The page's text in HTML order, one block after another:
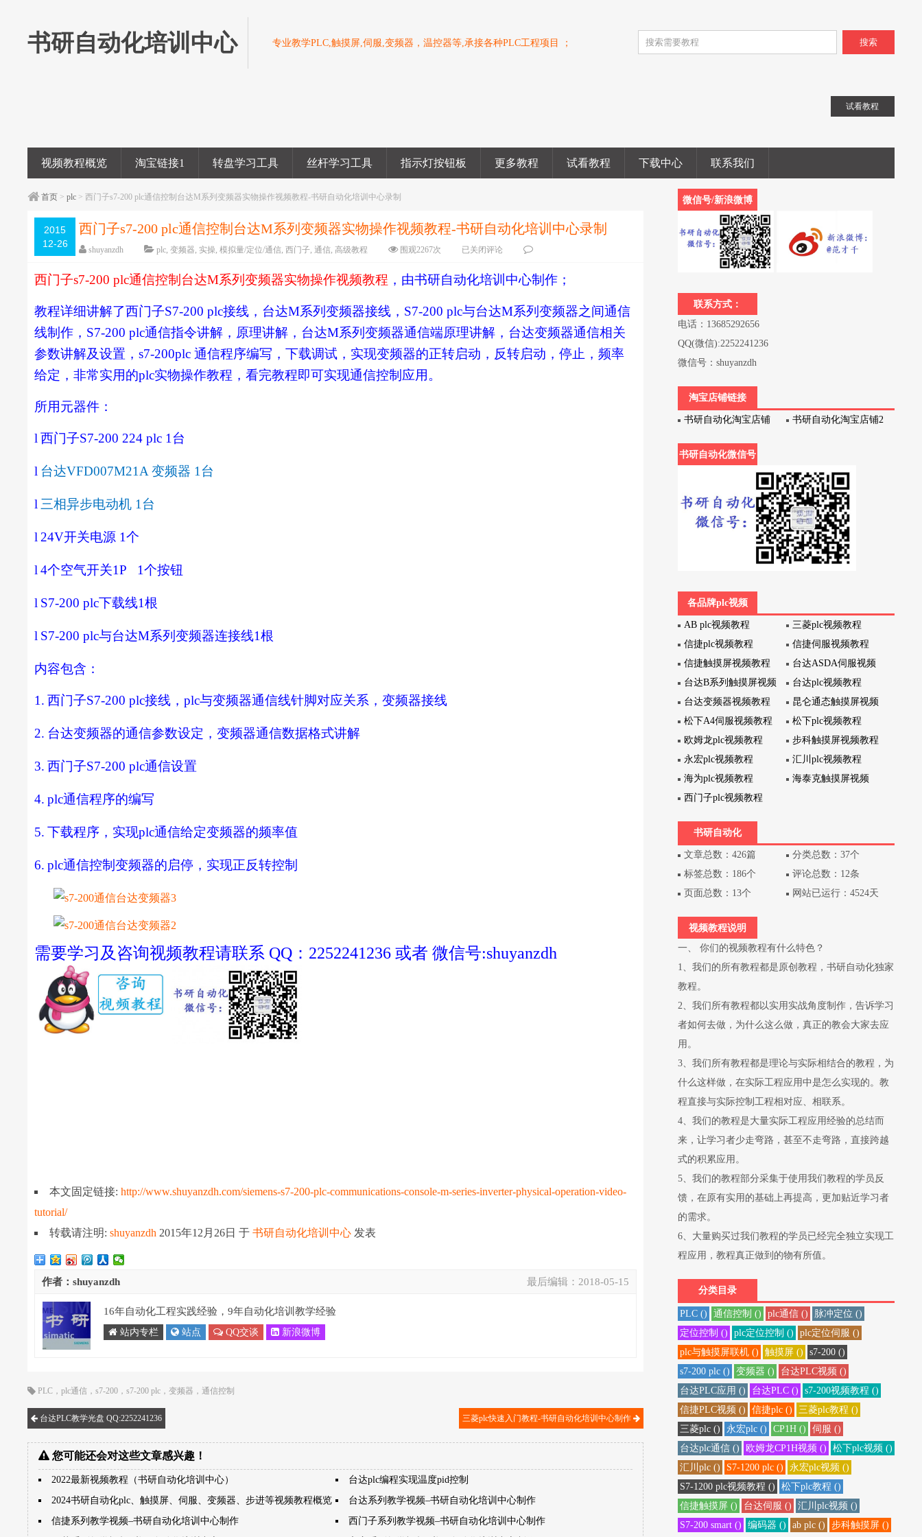
书研自动化培训中心 专业教学PLC,触摸屏,伺服,变频器，温控器等,承接各种PLC工程项目 ； 搜索
试看教程
视频教程概览 淘宝链接1 转盘学习工具 丝杆学习工具 指示灯按钮板 更多教程 试看教程 下载中心 联系我们
首页 >plc > 西门子s7-200 plc通信控制台达M系列变频器实物操作视频教程-书研自动化培训中心录制
2015
12-26
西门子s7-200 plc通信控制台达M系列变频器实物操作视频教程-书研自动化培训中心录制
shuyanzdh plc,变频器, 实操,模拟量/定位/通信,西门子,通信,高级教程 围观2267次
已关闭评论
西门子s7-200 plc通信控制台达M系列变频器实物操作视频教程 ，由书研自动化培训中心制作；
教程详细讲解了西门子S7-200 plc接线，台达M系列变频器接线， S7-200 plc与台达M系列变频器之间通信
线制作， S7-200 plc通信指令讲解，原理讲解，台达M系列变频器通信端原理讲解，台达变频器通信相关
参数讲解及设置，s7-200plc通信程序编写，下载调试，实现变频器的正转启动，反转启动，停止，频率
给定，非常实用的plc实物操作教程，看完教程即可实现通信控制应用。
所用元器件：
l 西门子S7-200 224 plc 1 台
l 台达VFD007M21A变频器 1 台
l 三相异步电动机 1 台
l 24V开关电源 1个
l 4个空气开关1P 1个按钮
l S7-200 plc下载线1根
l S7-200 plc与台达M系列变频器连接线1根
内容包含：
1. 西门子S7-200 plc接线，plc与变频器通信线针脚对应关系，变频器接线
2. 台达变频器的通信参数设定，变频器通信数据格式讲解
3. 西门子S7-200 plc通信设置
4. plc通信程序的编写
5. 下载程序，实现plc通信给定变频器的频率值
6. plc通信控制变频器的启停，实现正反转控制
需要学习及咨询视频教程请联系 QQ：2252241236 或者 微信号:shuyanzdh
本文固定链接:http://www.shuyanzdh.com/siemens-s7-200-plc-communications-console-m-series-inverter-physical-operation-video-
tutorial/
转载请注明:shuyanzdh 2015年12月26日于书研自动化培训中心 发表
最后编辑： 2018-05-15
作者：shuyanzdh
16年自动化工程实践经验，9年自动化培训教学经验
站内专栏 站点 QQ交谈 新浪微博
PLC ，plc通信 ，s7-200 ，s7-200 plc ，变频器 ，通信控制
台达PLC教学光盘 QQ:2252241236 三菱plc快速入门教程-书研自动化培训中心制作
您可能还会对这些文章感兴趣！
2022最新视频教程（书研自动化培训中心）
台达plc编程实现温度pid控制
2024书研自动化plc、触摸屏、伺服、变频器、步进等视频教程概览
台达系列教学视频–书研自动化培训中心制作
信捷系列教学视频–书研自动化培训中心制作
西门子系列教学视频–书研自动化培训中心制作
微信号/新浪微博
联系方式：
电话：13685292656
QQ(微信):2252241236
微信号：shuyanzdh
淘宝店铺链接
书研自动化淘宝店铺 书研自动化淘宝店铺2
书研自动化微信号
各品牌plc视频
AB plc视频教程
三菱plc视频教程
信捷plc视频教程
信捷伺服视频教程
信捷触摸屏视频教程
台达ASDA伺服视频
台达B系列触摸屏视频
台达plc视频教程
台达变频器视频教程
昆仑通态触摸屏视频
松下A4伺服视频教程
松下plc视频教程
欧姆龙plc视频教程
步科触摸屏视频教程
永宏plc视频教程
汇川plc视频教程
海为plc视频教程
海泰克触摸屏视频
西门子plc视频教程
书研自动化
文章总数：426篇
分类总数：37个
标签总数：186个
评论总数：12条
页面总数：13个
网站已运行：4524天
视频教程说明
一、 你们的视频教程有什么特色？
1、我们的所有教程都是原创教程，书研自动化独家
教程。
2、我们所有教程都以实用实战角度制作，告诉学习
者如何去做，为什么这么做，真正的教会大家去应
用。
3、我们所有教程都是理论与实际相结合的教程，为
什么这样做，在实际工程应用中是怎么实现的。教
程直接与实际控制工程相对应、相联系。
4、我们的教程是大量实际工程应用经验的总结而
来，让学习者少走弯路，甚至不走弯路，直接跨越
式的积累应用。
5、我们的教程部分采集于使用我们教程的学员反
馈，在原有实用的基础上再提高，更加贴近学习者
的需求。
6、大量购买过我们教程的学员已经完全独立实现工
程应用，教程真正做到的物有所值。
分类目录
PLC () 通信控制 () plc通信 ()
脉冲定位 ()
定位控制 ()
plc定位控制 ()
plc定位伺服 ()
plc与触摸屏联机 ()
触摸屏 ()
s7-200 ()
s7-200 plc ()
变频器 ()
台达PLC视频 ()
台达PLC应用 ()
台达PLC ()
s7-200视频教程 ()
信捷PLC视频 ()
信捷plc ()
三菱plc教程 ()
三菱plc ()
永宏plc () CP1H ()
伺服 ()
台达plc通信 ()
欧姆龙CP1H视频 ()
松下plc视频 ()
汇川plc ()
S7-1200 plc ()
永宏plc视频 ()
S7-1200 plc视频教程 ()
松下plc教程 ()
信捷触摸屏 ()
台达伺服 ()
汇川plc视频 ()
S7-200 smart ()
编码器 () ab plc () 步科触摸屏 ()